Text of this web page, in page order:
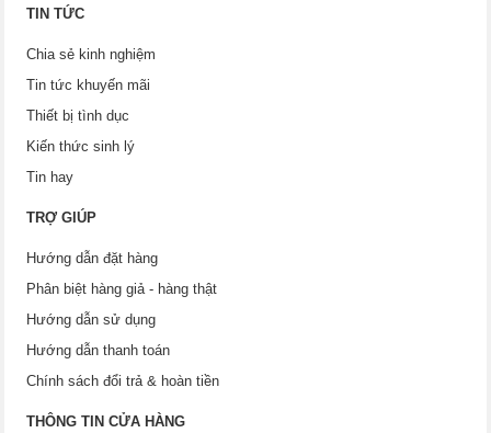
TIN TỨC
Chia sẻ kinh nghiệm
Tin tức khuyến mãi
Thiết bị tình dục
Kiến thức sinh lý
Tin hay
TRỢ GIÚP
Hướng dẫn đặt hàng
Phân biệt hàng giả - hàng thật
Hướng dẫn sử dụng
Hướng dẫn thanh toán
Chính sách đổi trả & hoàn tiền
THÔNG TIN CỬA HÀNG